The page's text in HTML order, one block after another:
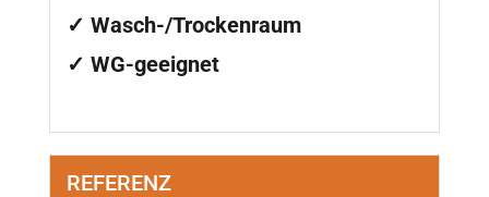
✓ Wasch-/Trockenraum
✓ WG-geeignet
REFERENZ